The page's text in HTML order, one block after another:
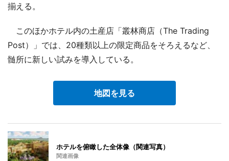
揃える。
このほかホテル内の土産店「叢林商店（The Trading
Post）」では、20種類以上の限定商品をそろえるなど、
髄所に新しい試みを導入している。
地図を見る
ホテルを俯瞰した全体像（関連写真）
関連画像